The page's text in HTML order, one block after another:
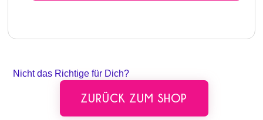
Nicht das Richtige für Dich?
ZURÜCK ZUM SHOP